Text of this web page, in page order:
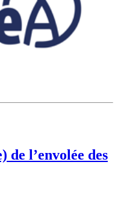
de l’envolée des